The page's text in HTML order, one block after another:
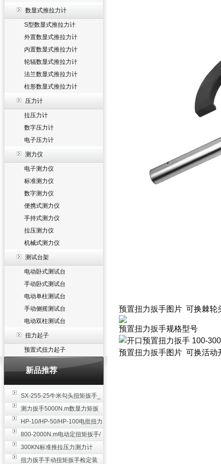
数显式推拉力计
S型数显式推拉力计
外置数显式推拉力计
内置数显式推拉力计
轮辐数显式推拉力计
法兰数显式推拉力计
柱形数显式推拉力计
压力计
拉压力计
数字压力计
电子压力计
测力仪
电子测力仪
标准测力仪
数字测力仪
便携式测力仪
手持式测力仪
拉压测力仪
机械式测力仪
测试台架
电动卧式测试台
手动卧式测试台
电动单柱测试台
手动侧摇测试台
电动双柱测试台
扭力起子
预置式扭力起子
新品推荐
SX-255-25牛米勾头扭矩扳手_
螺栓紧固扭力扳手
测力扳手5000N.m数显力矩扳
手 非标扭力扳手工业级
HP-10/HP-50/HP-100电批扭力
测试仪,测量仪
800-2000N.m电动定扭矩扳手/
扭矩电动扳手
300KN标准推拉压力测力计
_0.3级数显压力仪
扭力扳手手动扭矩扳手检定装
预置扭力扳手图片 可换棘轮
预置扭力扳手规格型号
预置扭力扳手图片 可换活动